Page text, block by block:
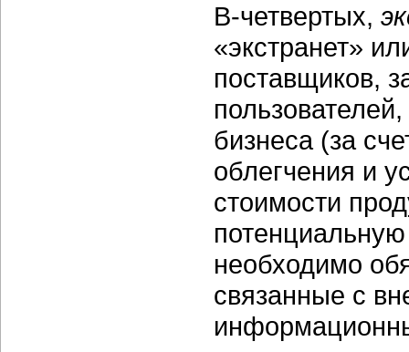
В-четвертых,
«экстранет»
поставщиков,
бизнеса (за
облегчения и
стоимости
необходимо
связанные с